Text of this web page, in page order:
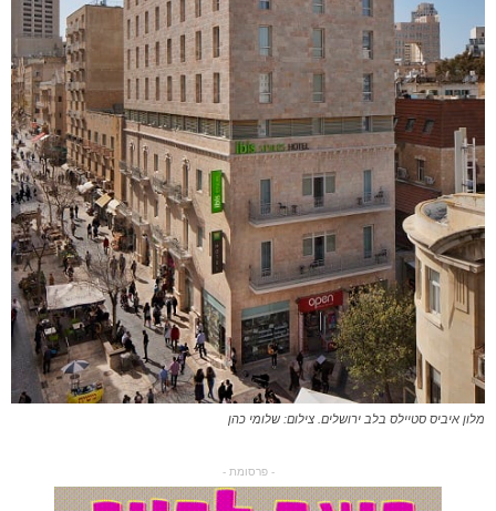
מלון איביס סטיילס בלב ירושלים. צילום: שלומי כהן
- פרסומת -